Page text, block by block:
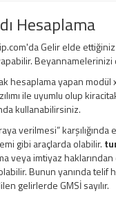
Hesaplama
Gelir elde
yapan modül
ile uyumlu olup
kullanabilirsiniz.
verilmesi”
gibi araçlarda olabilir.
veya imtiyaz
Bunun yanında telif
gelirlerde GMSİ sayılır.